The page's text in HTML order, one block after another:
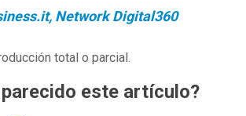
Network Digital360
total o parcial.
parecido este artículo?